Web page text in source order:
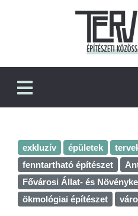
exkluzív épületek
fenntartható építészet
Fővárosi Állat- és
ökmológiai építészet